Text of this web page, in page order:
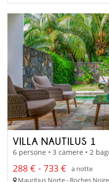
VILLA NAUTILUS 1
6 persone • 3 camere • 2
288 € - 733 €
a notte
Mauritius Norte - Roches